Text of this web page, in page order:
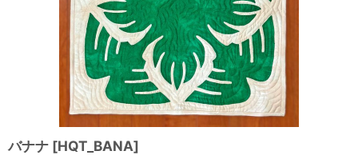
バナナ [HQT_BANA]